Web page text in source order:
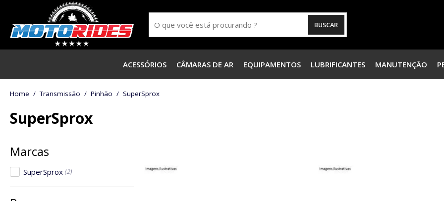
ACESSÓRIOS CÂMARAS DE AR EQUIPAMENTOS LUBRIFICANTES MANUTENÇÃO
Transmissão Pinhão SuperSprox
SuperSprox
SuperSprox (2)